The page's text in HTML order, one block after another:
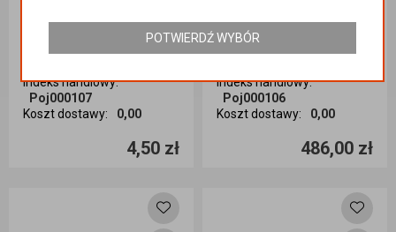
ART ROLNICZE
/ ART ROLNICZE / OGÓLNE
Indeks handlowy:
Poj000107
Koszt dostawy: 0,00
4,50 zł
Ilość sztuk
Kategoria
/ ART ROLNICZE / OGÓLNE
Indeks handlowy:
Poj000106
Koszt dostawy: 0,00
486,00 zł
Ilość sztuk
POTWIERDŹ WYBÓR